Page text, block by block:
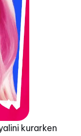
kurarken